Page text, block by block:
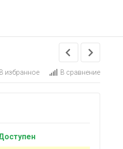
В избранное В сравнение